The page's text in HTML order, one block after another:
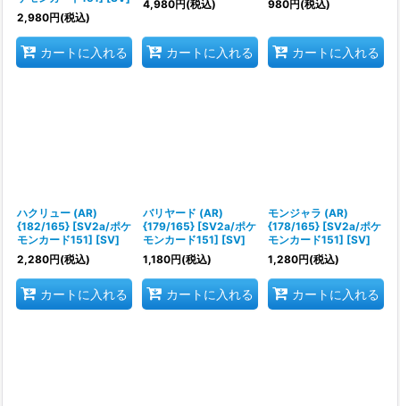
2,980円(税込)
カートに入れる
4,980円(税込)
カートに入れる
980円(税込)
カートに入れる
ハクリュー (AR)
{182/165} [SV2a/ポケ
モンカード151] [SV]
2,280円(税込)
カートに入れる
バリヤード (AR)
{179/165} [SV2a/ポケ
モンカード151] [SV]
1,180円(税込)
カートに入れる
モンジャラ (AR)
{178/165} [SV2a/ポケ
モンカード151] [SV]
1,280円(税込)
カートに入れる